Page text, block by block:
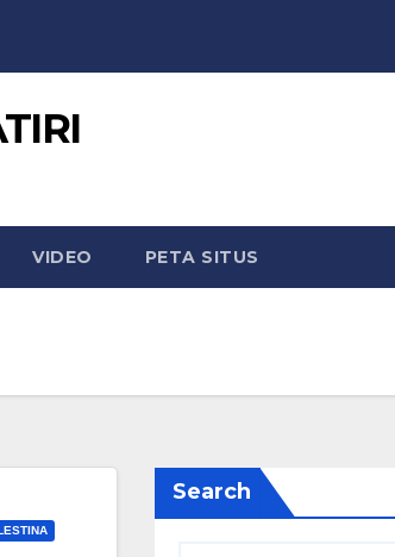
VIDEO PETA SITUS
Search